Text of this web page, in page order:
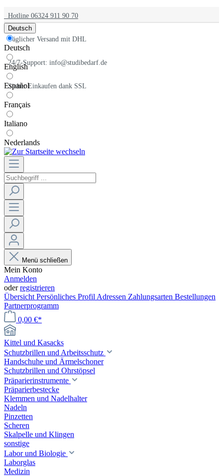
Hotline 06324 911 90 70
Täglicher Versand mit DHL
24/7-Support: info@studibedarf.de
Sicher Einkaufen dank SSL
Deutsch
Deutsch
English
Español
Français
Italiano
Nederlands
Menü schließen
Mein Konto
Anmelden
oderregistrieren
Übersicht Persönliches Profil Adressen Zahlungsarten Bestellungen
Partnerprogramm
0,00 €*
Kittel und Kasacks
Schutzbrillen und Arbeitsschutz
Handschuhe und Ärmelschoner
Schutzbrillen und Ohrstöpsel
Präparierinstrumente
Präparierbestecke
Klemmen und Nadelhalter
Nadeln
Pinzetten
Scheren
Skalpelle und Klingen
sonstige
Labor und Biologie
Laborglas
Medizin